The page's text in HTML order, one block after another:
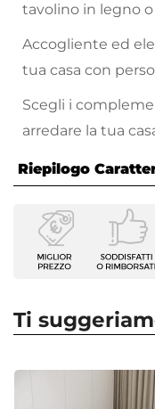
tavolino in legno
Accogliente ed
tua casa con
Scegli i
arredare la tua
per tutte le
prezzo!
Riepilogo
Caratteristiche
Tipologia
Poltrona
Dimensioni
Ti